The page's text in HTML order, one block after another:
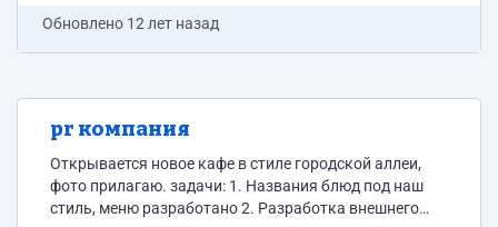
Обновлено 12 лет назад
pr компания
Открывается новое кафе в стиле городской аллеи,
фото прилагаю. задачи: 1. Названия блюд под наш
стиль, меню разработано 2. Разработка внешнего